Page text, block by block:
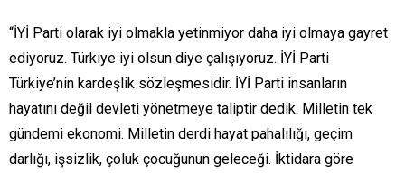
“İYİ Parti olarak iyi olmakla yetinmiyor daha iyi olmaya gayret
ediyoruz. Türkiye iyi olsun diye çalışıyoruz. İYİ Parti
Türkiye’nin kardeşlik sözleşmesidir. İYİ Parti insanların
hayatını değil devleti yönetmeye taliptir dedik. Milletin tek
gündemi ekonomi. Milletin derdi hayat pahalılığı, geçim
darlığı, işsizlik, çoluk çocuğunun geleceği. İktidara göre